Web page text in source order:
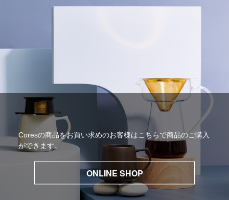
Coresの商品をお買い求めのお客様はこちらで商品のご購入
ができます。
ONLINE SHOP